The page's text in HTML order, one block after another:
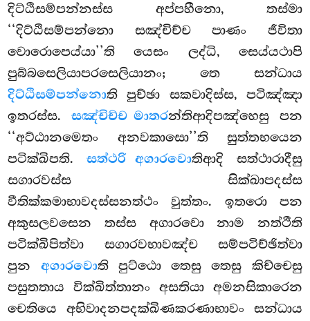
දිට්ඨිසම්පන්නස්ස අප්පහීනො, තස්මා
‘‘දිට්ඨිසම්පන්නො සඤ්චිච්ච පාණං ජීවිතා
වොරොපෙය්යා’’ති යෙසං ලද්ධි, සෙය්යථාපි
පුබ්බසෙලියාපරසෙලියානං; තෙ සන්ධාය
දිට්ඨිසම්පන්නොති පුච්ඡා සකවාදිස්ස, පටිඤ්ඤා
ඉතරස්ස. සඤ්චිච්ච මාතරන්තිආදිපඤ්හෙසු පන
‘‘අට්ඨානමෙතං අනවකාසො’’ති සුත්තභයෙන
පටික්ඛිපති. සත්ථරි අගාරවොතිආදි සත්ථාරාදීසු
සගාරවස්ස සික්ඛාපදස්ස
වීතික්කමාභාවදස්සනත්ථං වුත්තං. ඉතරො පන
අකුසලවසෙන තස්ස අගාරවො නාම නත්ථීති
පටික්ඛිපිත්වා සගාරවභාවඤ්ච සම්පටිච්ඡිත්වා
පුන අගාරවොති පුට්ඨො තෙසු තෙසු කිච්චෙසු
පසුතතාය වික්ඛිත්තානං අසතියා අමනසිකාරෙන
චෙතියෙ අභිවාදනපදක්ඛිණකරණාභාවං සන්ධාය